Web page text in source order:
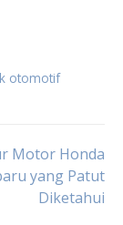
otomotif
Motor Honda
yang Patut
Diketahui